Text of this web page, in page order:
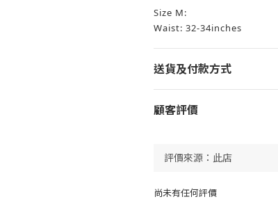
Size M:
Waist: 32-34inches
送貨及付款方式
顧客評價
尚未有任何評價